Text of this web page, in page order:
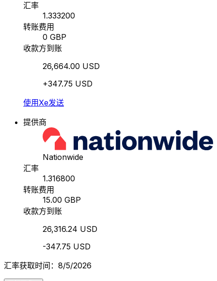
汇率
1.333200
转账费用
0 GBP
收款方到账
26,664.00 USD
+347.75 USD
使用Xe发送
提供商
Nationwide
汇率
1.316800
转账费用
15.00 GBP
收款方到账
26,316.24 USD
-347.75 USD
汇率获取时间：8/5/2026